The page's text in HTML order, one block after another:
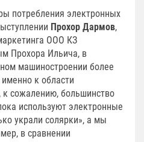
потребления электронных
Прохор Дармов,
ООО КЗ
Прохора Ильича, в
машиностроении более
к области
к сожалению, большинство
используют электронные
украли солярки», а мы
в сравнении